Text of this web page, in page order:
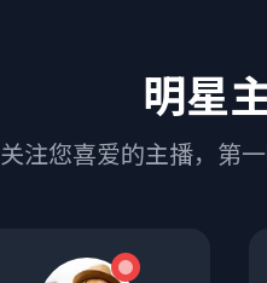
明星
关注您喜爱的主播，第